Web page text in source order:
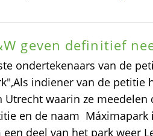
geven definitief
ondertekenaars van de
indiener van de petitie
Utrecht waarin ze
en de naam
een deel van het park weer